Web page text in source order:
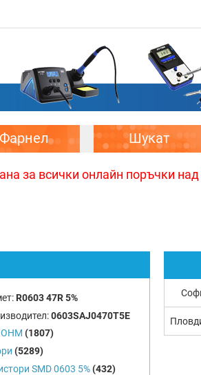
Фарнел Шукат
за всички онлайн поръчки
R0603 47R 5%
0603SAJ0470T5E
(1807)
(5289)
SMD 0603 5% (432)